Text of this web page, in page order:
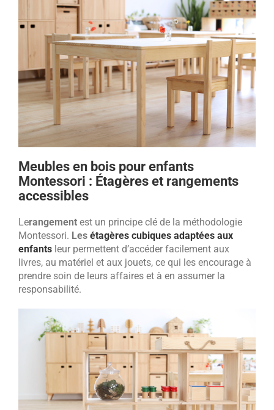
Meubles en bois pour enfants
Montessori : Étagères et rangements
accessibles
Lerangement est un principe clé de la méthodologie
Montessori. Les étagères cubiques adaptées aux
enfants leur permettent d’accéder facilement aux
livres, au matériel et aux jouets, ce qui les encourage à
prendre soin de leurs affaires et à en assumer la
responsabilité.